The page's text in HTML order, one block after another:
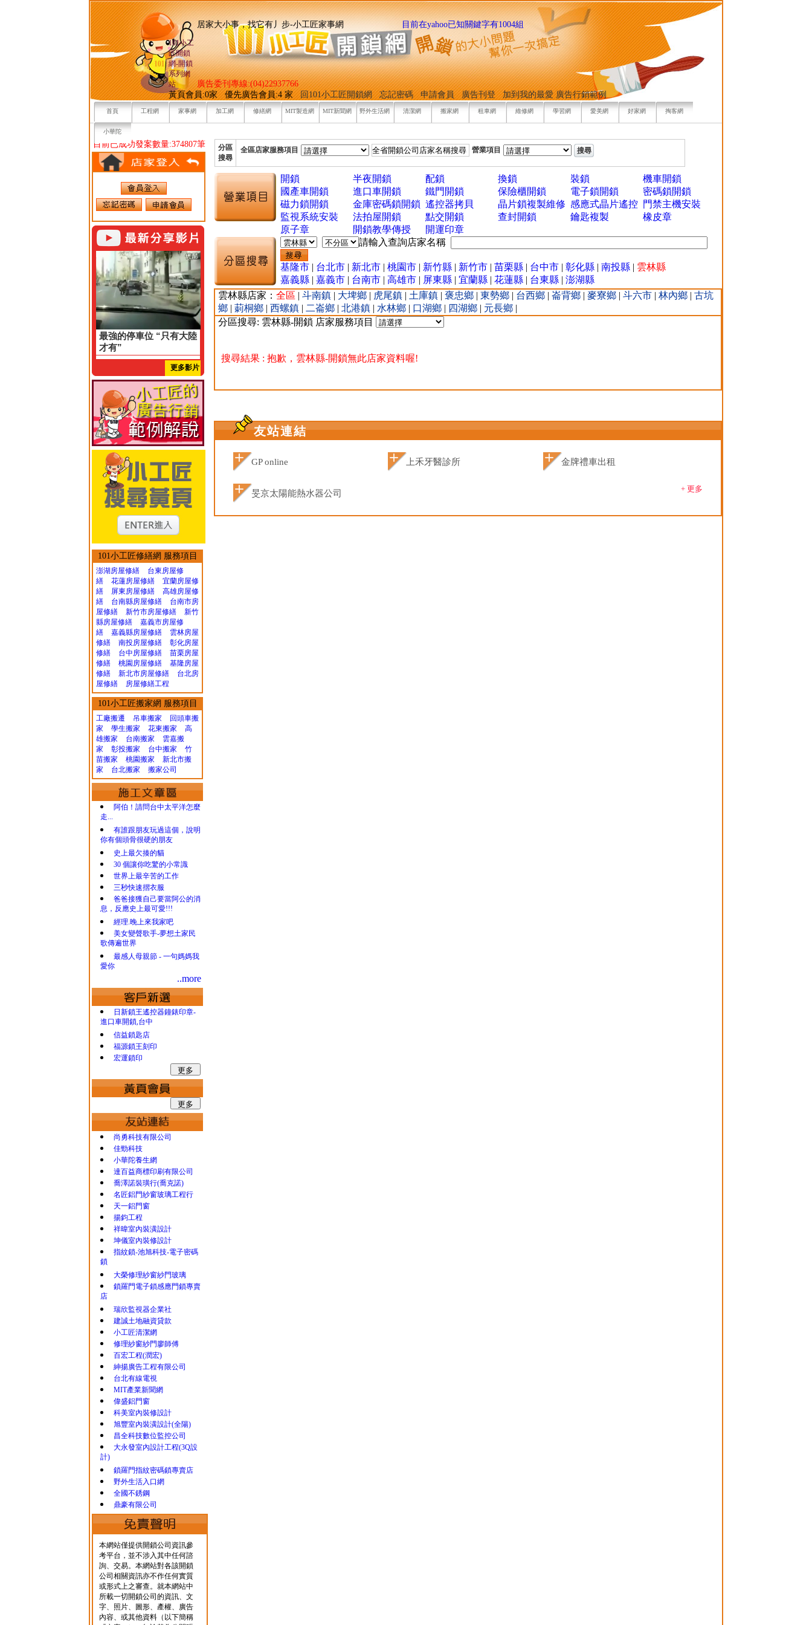
101小工
匠開鎖
網-開鎖
系列網
站
居家大小事，找它有丿步-小工匠家事網 目前在yahoo已知關鍵字有1004組
廣告委刊專線:(04)22937766
黃頁會員:0家 優先廣告會員:4 家回101小工匠開鎖網 忘記密碼 申請會員 廣告刊登 加到我的最愛 廣告行銷範例
首頁 工程網 家事網 加工網 修繕網 MIT製造網 MIT新聞網 野外生活網 清潔網 搬家網 租車網 維修網 學習網 愛美網 好家網 掏客網
小華陀
目前已成功發案數量:374807筆
最強的停車位 “只有大陸
才有”
更多影片
101小工匠修繕網 服務項目
澎湖房屋修繕
台東房屋修
繕
花蓮房屋修繕
宜蘭房屋修
繕
屏東房屋修繕
高雄房屋修
繕
台南縣房屋修繕
台南市房
屋修繕
新竹市房屋修繕
新竹
縣房屋修繕
嘉義市房屋修
繕
嘉義縣房屋修繕
雲林房屋
修繕
南投房屋修繕
彰化房屋
修繕
台中房屋修繕
苗栗房屋
修繕
桃園房屋修繕
基隆房屋
修繕
新北市房屋修繕
台北房
屋修繕
房屋修繕工程
101小工匠搬家網 服務項目
工廠搬遷 吊車搬家
回頭車搬
家
學生搬家 花東搬家
高
雄搬家
台南搬家
雲嘉搬
家
彰投搬家 台中搬家
竹
苗搬家
桃園搬家
新北市搬
家
台北搬家 搬家公司
阿伯！請問台中太平洋怎麼
走...
有誰跟朋友玩過這個，說明
你有個頭骨很硬的朋友
史上最欠揍的貓
30 個讓你吃驚的小常識
世界上最辛苦的工作
三秒快速摺衣服
爸爸接獲自己要當阿公的消
息，反應史上最可愛!!!
經理.晚上來我家吧
美女變聲歌手-夢想土家民
歌傳遍世界
最感人母親節 - 一句媽媽我
愛你
..more
日新鎖王遙控器鐘錶印章-
進口車開鎖,台中
信益鎖匙店
福源鎖王刻印
宏運鎖印
尚勇科技有限公司
佳勁科技
小華陀養生網
達百益商標印刷有限公司
喬澤諾裝璜行(喬克諾)
名匠鋁門紗窗玻璃工程行
天一鋁門窗
揚鈞工程
祥暐室內裝潢設計
坤儀室內裝修設計
指紋鎖-池旭科技-電子密碼
鎖
大榮修理紗窗紗門玻璃
鎖羅門電子鎖感應門鎖專賣
店
瑞欣監視器企業社
建誠土地融資貸款
小工匠清潔網
修理紗窗紗門廖師傅
百宏工程(潤宏)
紳揚廣告工程有限公司
台北有線電視
MIT產業新聞網
偉盛鋁門窗
科美室內裝修設計
旭豐室內裝潢設計(全陽)
昌全科技數位監控公司
大永發室內設計工程(3Q設
計)
鎖羅門指紋密碼鎖專賣店
野外生活入口網
全國不銹鋼
鼎豪有限公司
本網站僅提供開鎖公司資訊參
考平台，並不涉入其中任何諮
詢、交易。本網站對各該開鎖
公司相關資訊亦不作任何實質
或形式上之審查。就本網站中
所載一切開鎖公司的資訊、文
字、照片、圖形、產權、廣告
內容、或其他資料（以下簡稱
分區
搜尋
全區店家服務項目 營業項目
開鎖 半夜開鎖 配鎖 換鎖 裝鎖
機車開鎖
國產車開鎖
進口車開鎖 鐵門開鎖 保險櫃開鎖 電子鎖開鎖
密碼鎖開鎖
磁力鎖開鎖
金庫密碼鎖開鎖 遙控器拷貝 晶片鎖複製維修 感應式晶片遙控 門禁主機安裝
監視系統安裝
法拍屋開鎖 點交開鎖 查封開鎖 鑰匙複製
橡皮章
原子章
開鎖教學傳授
開運印章
請輸入查詢店家名稱
基隆市 | 台北市 | 新北市 | 桃園市 | 新竹縣 | 新竹市 | 苗栗縣 | 台中市 | 彰化縣 | 南投縣 | 雲林縣
嘉義縣 | 嘉義市 | 台南市 | 高雄市 | 屏東縣 | 宜蘭縣 | 花蓮縣 | 台東縣 | 澎湖縣
雲林縣店家： 全區 | 斗南鎮 | 大埤鄉 | 虎尾鎮 | 土庫鎮 | 褒忠鄉 | 東勢鄉 | 台西鄉 | 崙背鄉 | 麥寮鄉 | 斗六市 | 林內鄉 | 古坑
鄉 | 莿桐鄉 | 西螺鎮 | 二崙鄉 | 北港鎮 | 水林鄉 | 口湖鄉 | 四湖鄉 | 元長鄉 |
分區搜尋: 雲林縣-開鎖 店家服務項目
搜尋結果 : 抱歉，雲林縣-開鎖無此店家資料喔!
友站連結
GP online 上禾牙醫診所 金牌禮車出租
旻京太陽能熱水器公司 + 更多